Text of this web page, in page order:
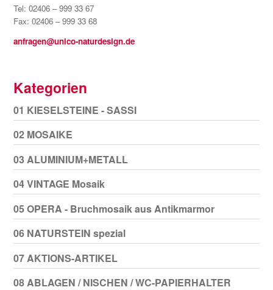
Tel: 02406 – 999 33 67
Fax: 02406 – 999 33 68
anfragen@unico-naturdesign.de
Kategorien
01 KIESELSTEINE - SASSI
02 MOSAIKE
03 ALUMINIUM+METALL
04 VINTAGE Mosaik
05 OPERA - Bruchmosaik aus Antikmarmor
06 NATURSTEIN spezial
07 AKTIONS-ARTIKEL
08 ABLAGEN / NISCHEN / WC-PAPIERHALTER